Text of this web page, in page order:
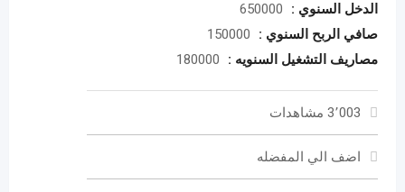
الدخل السنوي :
650000
صافي الربح السنوي :
150000
مصاريف التشغيل السنويه :
180000
3٬003 مشاهدات
اضف الي المفضله